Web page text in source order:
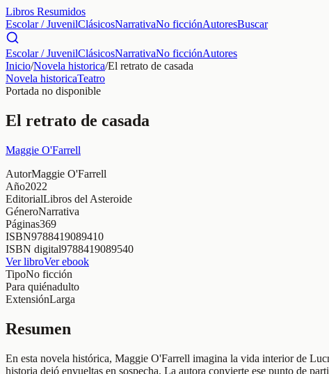
Libros Resumidos
Escolar / JuvenilClásicosNarrativaNo ficciónAutoresBuscar
Escolar / JuvenilClásicosNarrativaNo ficciónAutores
Inicio/Novela historica/El retrato de casada
Novela historicaTeatro
Portada no disponible
El retrato de casada
Maggie O'Farrell
AutorMaggie O'Farrell
Año2022
EditorialLibros del Asteroide
GéneroNarrativa
Páginas369
ISBN9788419089410
ISBN digital9788419089540
Ver libroVer ebook
TipoNo ficción
Para quiénadulto
ExtensiónLarga
Resumen
En esta novela histórica, Maggie O'Farrell imagina la vida interior de
historia dejó envueltas en sospecha. La autora convierte ese punto de